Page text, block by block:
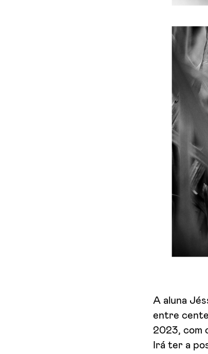
A aluna
entre
2023, com
Irá ter a